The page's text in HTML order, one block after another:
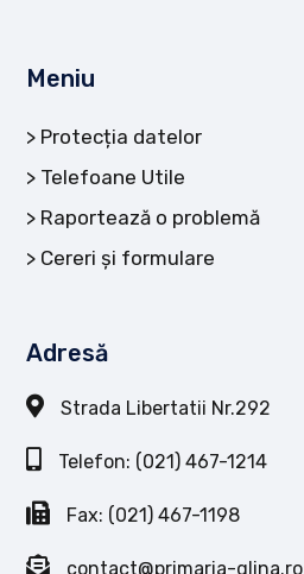
Meniu
Protecția datelor
Telefoane Utile
Raportează o problemă
Cereri și formulare
Adresă
Strada Libertatii Nr.292
Telefon: (021) 467-1214
Fax: (021) 467-1198
contact@primaria-glina.ro